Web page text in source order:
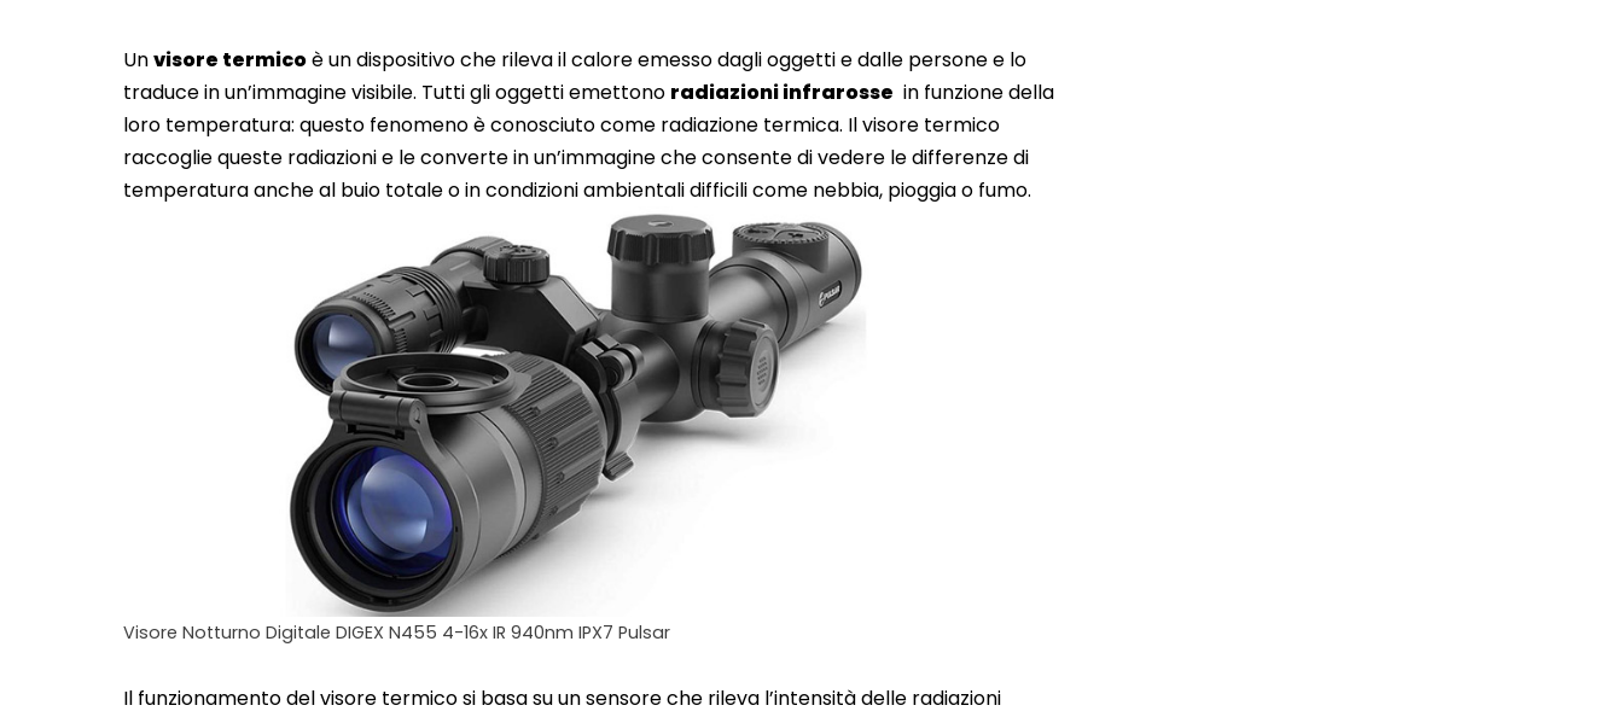
Unvisore termicoè un dispositivo che rileva il calore emesso dagli oggetti e dalle persone e lo
traduce in un’immagine visibile. Tutti gli oggetti emettono radiazioni infrarosse in funzione della
loro temperatura: questo fenomeno è conosciuto come radiazione termica. Il visore termico
raccoglie queste radiazioni e le converte in un’immagine che consente di vedere le differenze di
temperatura anche al buio totale o in condizioni ambientali difficili come nebbia, pioggia o fumo.
Visore Notturno Digitale DIGEX N455 4-16x IR 940nm IPX7 Pulsar
Il funzionamento del visore termico si basa su un sensore che rileva l’intensità delle radiazioni